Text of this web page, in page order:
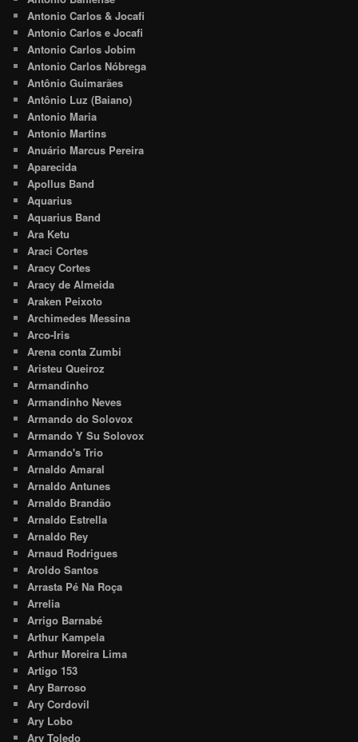
Antonio Carlos & Jocafi
Antonio Carlos e Jocafi
Antonio Carlos Jobim
Antonio Carlos Nóbrega
Antônio Guimarães
Antônio Luz (Baiano)
Antonio Maria
Antonio Martins
Anuário Marcus Pereira
Aparecida
Apollus Band
Aquarius
Aquarius Band
Ara Ketu
Araci Cortes
Aracy Cortes
Aracy de Almeida
Araken Peixoto
Archimedes Messina
Arco-Iris
Arena conta Zumbi
Aristeu Queiroz
Armandinho
Armandinho Neves
Armando do Solovox
Armando Y Su Solovox
Armando's Trio
Arnaldo Amaral
Arnaldo Antunes
Arnaldo Brandão
Arnaldo Estrella
Arnaldo Rey
Arnaud Rodrigues
Aroldo Santos
Arrasta Pé Na Roça
Arrelia
Arrigo Barnabé
Arthur Kampela
Arthur Moreira Lima
Artigo 153
Ary Barroso
Ary Cordovil
Ary Lobo
Ary Toledo